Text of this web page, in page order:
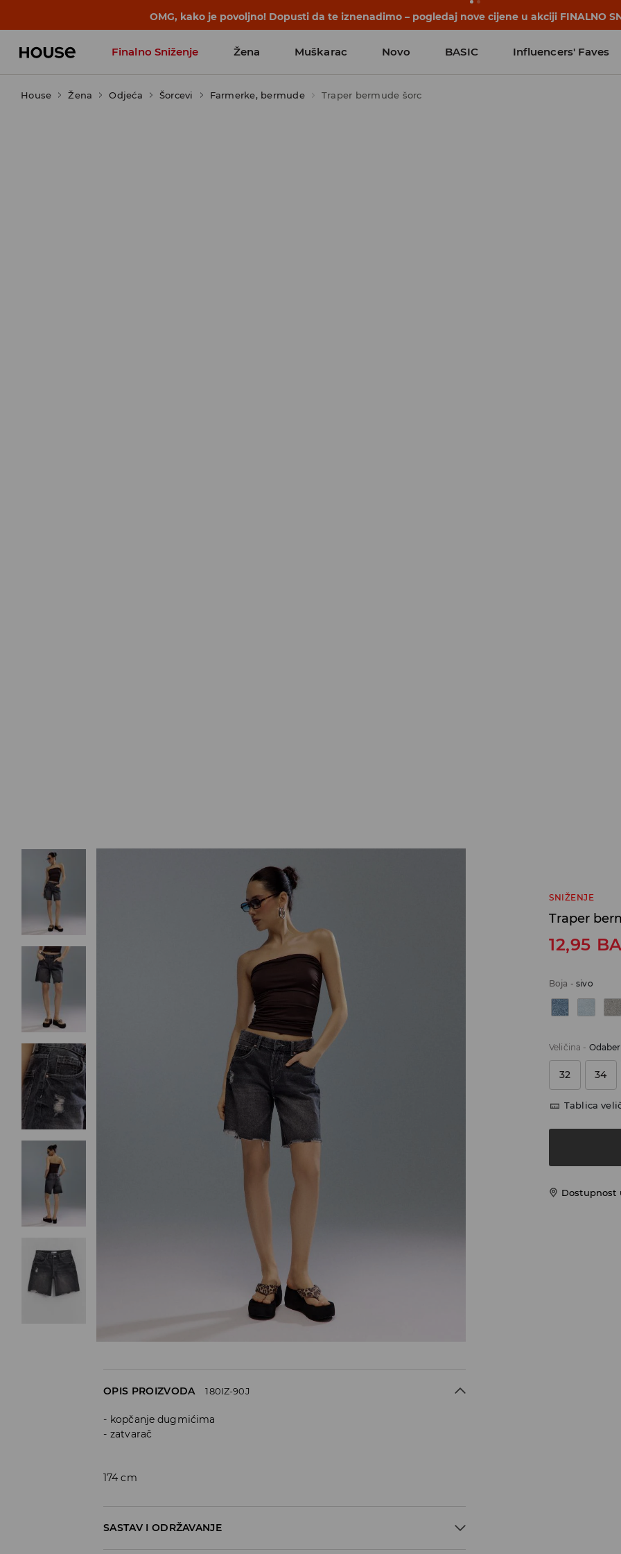
BACK TO SCHOOL 📒Najbolje priče počinju prije prvog školskog zvona. Započni školsku godinu
Finalno Sniženje Žena Muškarac Novo BASIC Influencers' Faves
House Žena Odjeća Šorcevi Farmerke, bermude Traper bermude šorc
SNIŽENJE
Traper
12,95
Boja -sivo
Veličina -
32 34
Tablica
Dostupnost
OPIS PROIZVODA 180IZ-90J
kopčanje dugmićima
zatvarač
174 cm
SASTAV I ODRŽAVANJE